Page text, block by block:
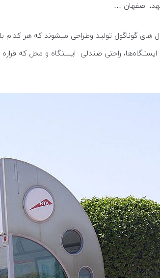
اصفهان …
های گوناگول تولید وطراحی میشوند که هر
ایستگاه‌ها، راحتی صندلی ایستگاه و محل که